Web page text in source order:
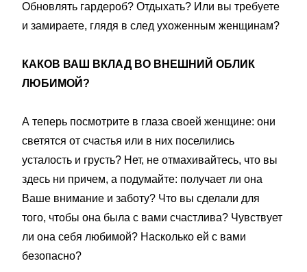
Обновлять гардероб? Отдыхать? Или вы требуете
и замираете, глядя в след ухоженным женщинам?
КАКОВ ВАШ ВКЛАД ВО ВНЕШНИЙ ОБЛИК
ЛЮБИМОЙ?
А теперь посмотрите в глаза своей женщине: они
светятся от счастья или в них поселились
усталость и грусть? Нет, не отмахивайтесь, что вы
здесь ни причем, а подумайте: получает ли она
Ваше внимание и заботу? Что вы сделали для
того, чтобы она была с вами счастлива? Чувствует
ли она себя любимой? Насколько ей с вами
безопасно?